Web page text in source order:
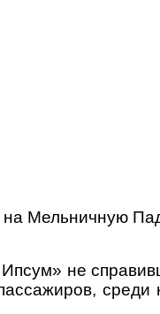
на Мельничную
не